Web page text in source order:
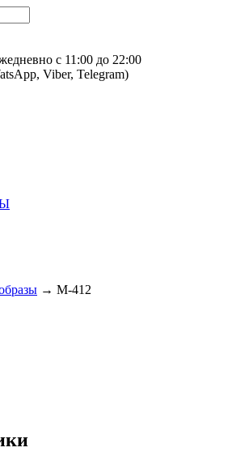
с 11:00 до 22:00
Viber, Telegram)
→ M-412